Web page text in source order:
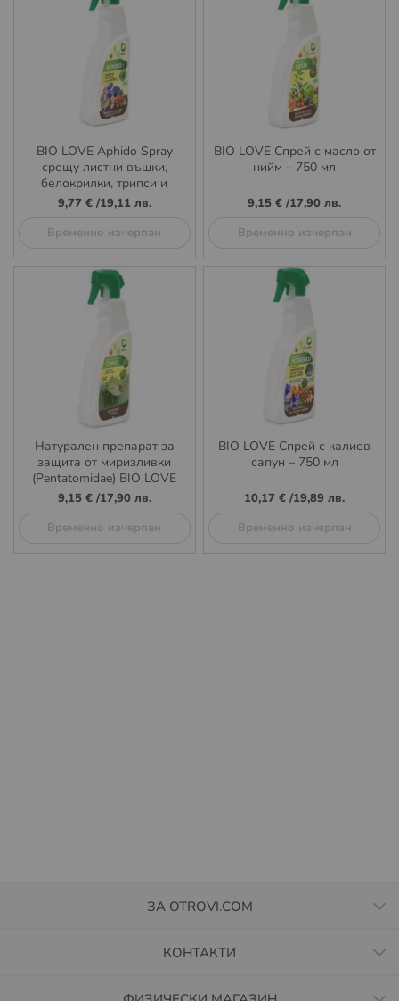
BIO LOVE Aphido Spray
срещу листни въшки,
белокрилки, трипси и
щитовки 750 ml
9,77 €/19,11 лв.
Временно изчерпан
BIO LOVE Спрей с масло от
нийм – 750 мл
9,15 € /17,90 лв.
Временно изчерпан
Натурален препарат за
защита от миризливки
(Pentatomidae) BIO LOVE
750 мл
9,15 €/17,90 лв.
Временно изчерпан
BIO LOVE Спрей с калиев
сапун – 750 мл
10,17 € /19,89 лв.
Временно изчерпан
ЗА OTROVI.COM
КОНТАКТИ